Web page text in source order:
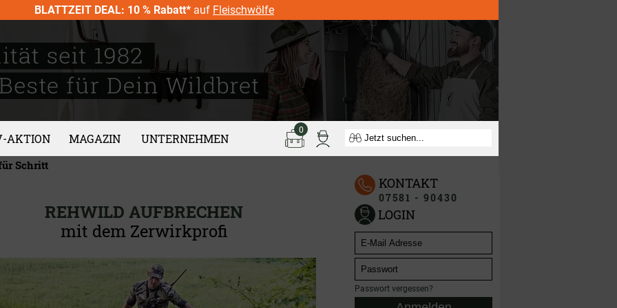
BLATTZEIT DEAL: 10 % Rabatt* auf Fleischwölfe
AKTION MAGAZIN UNTERNEHMEN
0
Schritt
REHWILD AUFBRECHEN
mit dem Zerwirkprofi
KONTAKT
07581 - 90430
LOGIN
Passwort vergessen?